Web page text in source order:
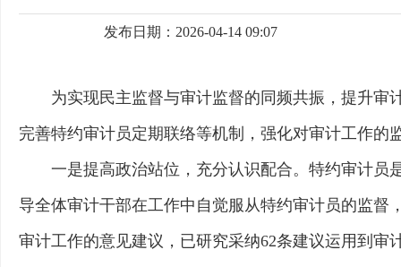
发布日期：2026-04-14 09:07
为实现民主监督与审计监督的同频共振，提升
完善特约审计员定期联络等机制，强化对审计工作的
一是提高政治站位，充分认识配合。特约审计员
导全体审计干部在工作中自觉服从特约审计员的监督
审计工作的意见建议，已研究采纳62条建议运用到